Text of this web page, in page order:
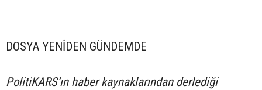
DOSYA YENİDEN GÜNDEMDE
PolitiKARS’ın haber kaynaklarından derlediği